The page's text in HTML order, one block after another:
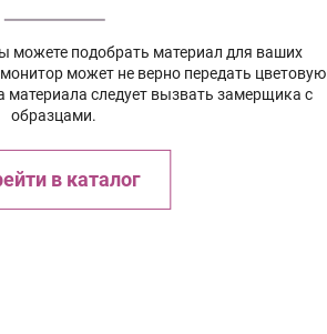
можете подобрать материал для ваших
может не верно передать цветовую
материала следует вызвать замерщика с
образцами.
в каталог